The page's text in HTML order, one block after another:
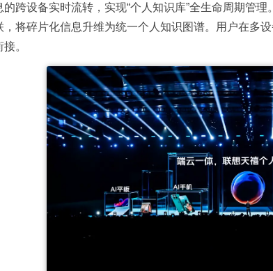
跨设备实时流转， 实现“个人知识库”全生命周期管
将碎片化信息升维为统一个人知识图谱。用户在多
。